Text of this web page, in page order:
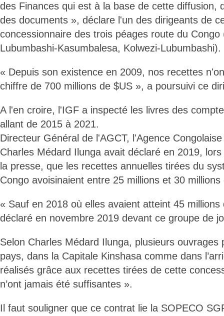
des Finances qui est à la base de cette diffusion,
des documents », déclare l'un des dirigeants de
concessionnaire des trois péages route du Congo
Lubumbashi-Kasumbalesa, Kolwezi-Lubumbashi).
« Depuis son existence en 2009, nos recettes
chiffre de 700 millions de $US », a poursuivi ce
A l'en croire, l'IGF a inspecté les livres des
allant de 2015 à 2021.
Directeur Général de l'AGCT, l'Agence
Charles Médard Ilunga avait déclaré en 2019,
la presse, que les recettes annuelles tirées du
Congo avoisinaient entre 25 millions et 30
« Sauf en 2018 où elles avaient atteint 45 millions
déclaré en novembre 2019 devant ce groupe de
Selon Charles Médard Ilunga, plusieurs ouvrages
pays, dans la Capitale Kinshasa comme dans
réalisés grâce aux recettes tirées de cette
n’ont jamais été suffisantes ».
Il faut souligner que ce contrat lie la SOPECO